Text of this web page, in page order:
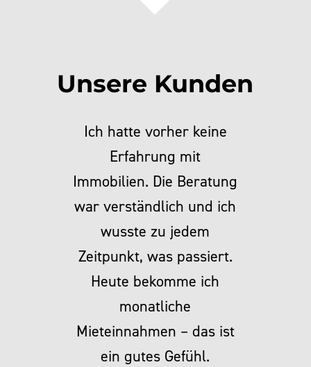
Unsere Kunden
Ich hatte vorher keine
Erfahrung mit
Immobilien. Die Beratung
war verständlich und ich
wusste zu jedem
Zeitpunkt, was passiert.
Heute bekomme ich
monatliche
Mieteinnahmen – das ist
ein gutes Gefühl.